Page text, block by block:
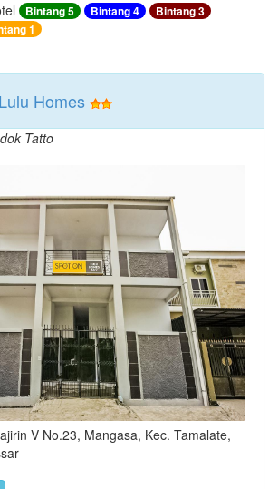
Bintang 5 Bintang 4
Bintang 3
1
Homes
Tatto
V No.23, Mangasa, Kec. Tamalate,